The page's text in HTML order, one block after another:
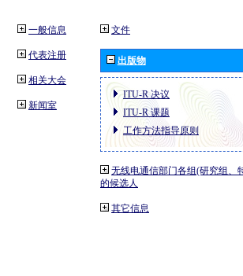
一般信息
代表注册
相关大会
新闻室
文件
出版物
ITU-R 决议
ITU-R 课题
工作方法指导原则
无线电通信部门各组(研究组、
的候选人
其它信息